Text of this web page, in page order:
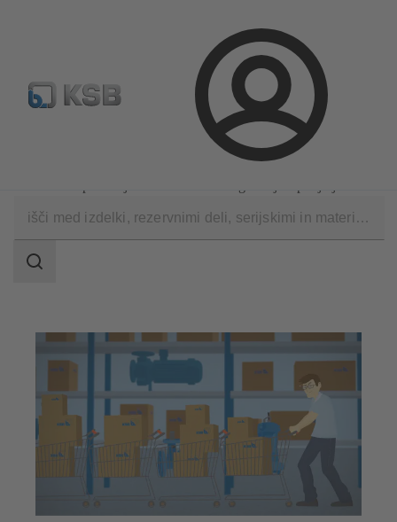
Prijava
Standardno iskanje rezervih delov Konfiguracija
MyKSB
iskanja
področje